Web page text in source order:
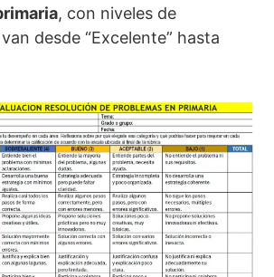
, con niveles de
desde “Excelente” hasta